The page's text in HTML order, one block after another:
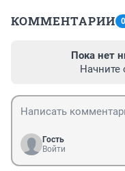
КОММЕНТАРИИ 0
Пока нет
Начните
Гость
Войти